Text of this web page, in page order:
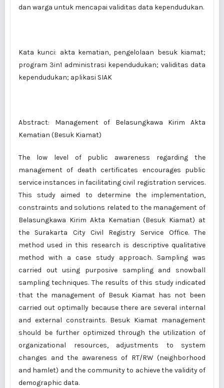
dan warga untuk mencapai validitas data kependudukan.
Kata kunci: akta kematian, pengelolaan besuk kiamat;
program 3in1 administrasi kependudukan; validitas data
kependudukan; aplikasi SIAK
Abstract: Management of Belasungkawa Kirim Akta
Kematian (Besuk Kiamat)
The low level of public awareness regarding the
management of death certificates encourages public
service instances in facilitating civil registration services.
This study aimed to determine the implementation,
constraints and solutions related to the management of
Belasungkawa Kirim Akta Kematian (Besuk Kiamat) at
the Surakarta City Civil Registry Service Office. The
method used in this research is descriptive qualitative
method with a case study approach. Sampling was
carried out using purposive sampling and snowball
sampling techniques. The results of this study indicated
that the management of Besuk Kiamat has not been
carried out optimally because there are several internal
and external constraints. Besuk Kiamat management
should be further optimized through the utilization of
organizational resources, adjustments to system
changes and the awareness of RT/RW (neighborhood
and hamlet) and the community to achieve the validity of
demographic data.